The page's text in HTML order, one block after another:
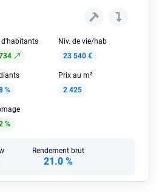
d'habitants
Niv. de vie/hab
23 540 €
%
Prix au m²
2 425
%
Rendement brut
21.0 %